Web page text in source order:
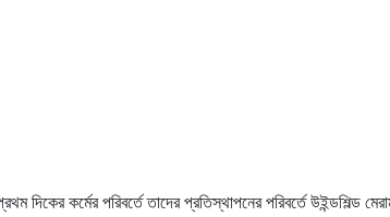
দিকের কর্মের পরিবর্তে তাদের প্রতিস্থাপনের পরিবর্তে উইন্ডশিল্ড